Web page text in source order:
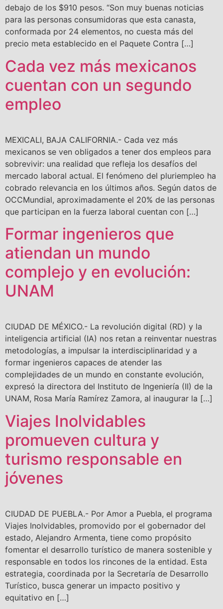
debajo de los $910 pesos. “Son muy buenas noticias
para las personas consumidoras que esta canasta,
conformada por 24 elementos, no cuesta más del
precio meta establecido en el Paquete Contra […]
Cada vez más mexicanos
cuentan con un segundo
empleo
MEXICALI, BAJA CALIFORNIA.- Cada vez más
mexicanos se ven obligados a tener dos empleos para
sobrevivir: una realidad que refleja los desafíos del
mercado laboral actual. El fenómeno del pluriempleo ha
cobrado relevancia en los últimos años. Según datos de
OCCMundial, aproximadamente el 20% de las personas
que participan en la fuerza laboral cuentan con […]
Formar ingenieros que
atiendan un mundo
complejo y en evolución:
UNAM
CIUDAD DE MÉXICO.- La revolución digital (RD) y la
inteligencia artificial (IA) nos retan a reinventar nuestras
metodologías, a impulsar la interdisciplinaridad y a
formar ingenieros capaces de atender las
complejidades de un mundo en constante evolución,
expresó la directora del Instituto de Ingeniería (II) de la
UNAM, Rosa María Ramírez Zamora, al inaugurar la […]
Viajes Inolvidables
promueven cultura y
turismo responsable en
jóvenes
CIUDAD DE PUEBLA.- Por Amor a Puebla, el programa
Viajes Inolvidables, promovido por el gobernador del
estado, Alejandro Armenta, tiene como propósito
fomentar el desarrollo turístico de manera sostenible y
responsable en todos los rincones de la entidad. Esta
estrategia, coordinada por la Secretaría de Desarrollo
Turístico, busca generar un impacto positivo y
equitativo en […]